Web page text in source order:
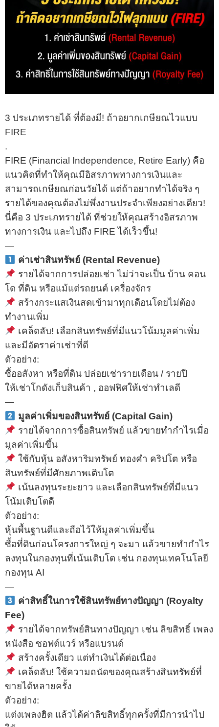
3 ประเภทรายได้ ที่ต้องมี! ถ้าอยากเกษียณไวแบบ
FIRE
.
FIRE (Financial Independence, Retire Early) คือ
แนวคิดที่ทำให้คุณมีอิสรภาพทางการเงินและ
สามารถเกษียณก่อนวัยได้ แต่ถ้าอยากทำได้จริง ๆ
รายได้ของคุณต้องไม่พึ่งงานประจำเพียงอย่างเดียว!
นี่คือ 3 ประเภทรายได้ ที่ช่วยให้คุณสร้างอิสรภาพ
ทางการเงิน และไปถึง FIRE ได้เร็วขึ้น!
—
ค่าเช่าสินทรัพย์ (Rental Revenue)
รายได้จากการปล่อยเช่า ไม่ว่าจะเป็น บ้าน คอน
โด ที่ดิน หรือแม้แต่รถยนต์ เครื่องจักร
สร้างกระแสเงินสดเข้ามาทุกเดือนโดยไม่ต้อง
ทำงานเพิ่ม
เคล็ดลับ! เลือกสินทรัพย์ที่มีแนวโน้มมูลค่าเพิ่ม
และมีอัตราค่าเช่าที่ดี
ตัวอย่าง:
ซื้ออสังหา หรือที่ดิน ปล่อยเช่ารายเดือน / รายปี
ให้เช่าโกดังเก็บสินค้า , ออฟฟิศให้เช่าทำเลดี
—
มูลค่าเพิ่มของสินทรัพย์ (Capital Gain)
รายได้จากการซื้อสินทรัพย์ แล้วขายทำกำไรเมื่อ
มูลค่าเพิ่มขึ้น
ใช้กับหุ้น อสังหาริมทรัพย์ ทองคำ คริปโต หรือ
สินทรัพย์ที่มีศักยภาพเติบโต
เน้นลงทุนระยะยาว และเลือกสินทรัพย์ที่มีแนว
โน้มเติบโตดี
ตัวอย่าง:
หุ้นพื้นฐานดีและถือไว้ให้มูลค่าเพิ่มขึ้น
ซื้อที่ดินก่อนโครงการใหญ่ ๆ จะมา แล้วขายทำกำไร
ลงทุนในกองทุนที่เน้นเติบโต เช่น กองทุนเทคโนโลยี
กองทุน AI
—
ค่าสิทธิ์ในการใช้สินทรัพย์ทางปัญญา (Royalty
Fee)
รายได้จากทรัพย์สินทางปัญญา เช่น ลิขสิทธิ์ เพลง
หนังสือ ซอฟต์แวร์ หรือแบรนด์
สร้างครั้งเดียว แต่ทำเงินได้ต่อเนื่อง
เคล็ดลับ! ใช้ความถนัดของคุณสร้างสินทรัพย์ที่
ขายได้หลายครั้ง
ตัวอย่าง:
แต่งเพลงฮิต แล้วได้ค่าลิขสิทธิ์ทุกครั้งที่มีการนำไป